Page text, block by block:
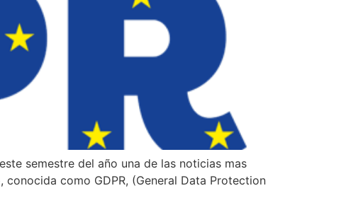
semestre del año una de las noticias mas
como GDPR, (General Data Protection